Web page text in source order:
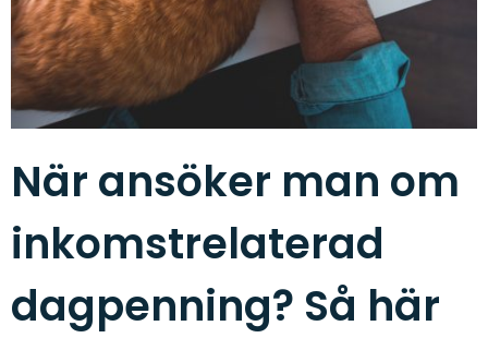
När ansöker man om
inkomstrelaterad
dagpenning? Så här